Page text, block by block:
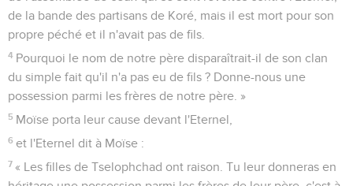
de la bande des partisans de Koré, mais il est mort pour son
propre péché et il n'avait pas de fils.
4 Pourquoi le nom de notre père disparaîtrait-il de son clan
du simple fait qu'il n'a pas eu de fils ? Donne-nous une
possession parmi les frères de notre père. »
5 Moïse porta leur cause devant l'Eternel,
6 et l'Eternel dit à Moïse :
7 « Les filles de Tselophchad ont raison. Tu leur donneras en